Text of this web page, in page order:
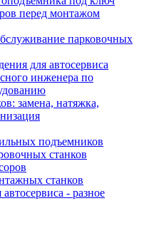
перед монтажом
парковочных
для автосервиса
инженера по
замена, натяжка,
подъемников
станков
станков
- разное